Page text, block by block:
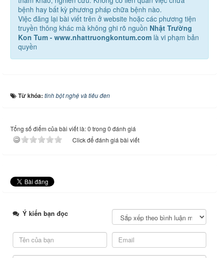
bệnh hay bất kỳ phương pháp chữa bệnh nào.
Việc đăng lại bài viết trên ở website hoặc các phương tiện
truyền thông khác mà không ghi rõ nguồn Nhật Trường
Kon Tum - www.nhattruongkontum.com là vi phạm bản
quyền
Từ khóa: tinh bột nghệ và tiêu đen
Tổng số điểm của bài viết là: 0 trong 0 đánh giá
Click để đánh giá bài viết
Ý kiến bạn đọc